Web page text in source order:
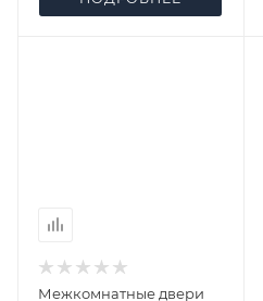
Межкомнатные двери